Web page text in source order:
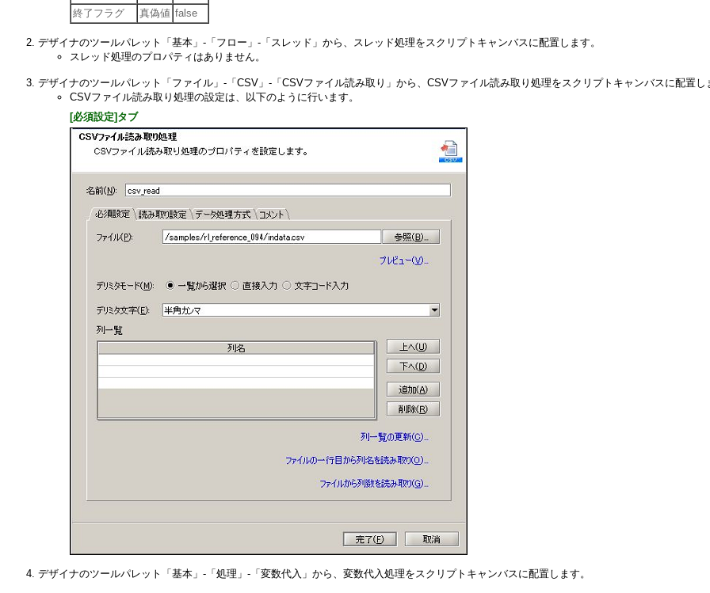
終了フラグ
真偽値 false
デザイナのツールパレット「基本」-「フロー」-「スレッド」から、スレッド処理をスクリプトキャンバスに配置します。
スレッド処理のプロパティはありません。
デザイナのツールパレット「ファイル」-「CSV」-「CSVファイル読み取り」から、CSVファイル読み取り処理をスクリプトキャンバスに配置し
CSVファイル読み取り処理の設定は、以下のように行います。
[必須設定]タブ
デザイナのツールパレット「基本」-「処理」-「変数代入」から、変数代入処理をスクリプトキャンバスに配置します。